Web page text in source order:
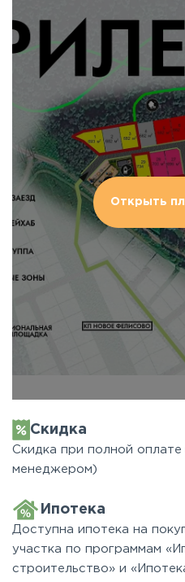
Открыть
Скидка
Скидка при полной
менеджером)
Ипотека
Доступна ипотека на
участка по программам
строительство» и